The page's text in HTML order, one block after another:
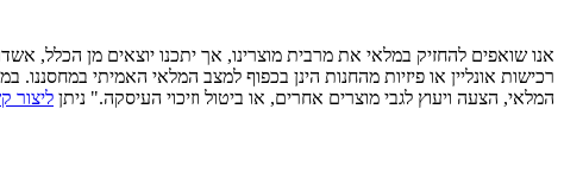
אנו שואפים להחזיק במלאי את מרבית מוצרינו, אך יתכנו יוצאים מן הכלל,
רכישות אונליין או פיזיות מהחנות הינן בכפוף למצב המלאי האמיתי
המלאי, הצעה ויעוץ לגבי מוצרים אחרים, או ביטול וזיכוי העיסקה." ניתן ליצור